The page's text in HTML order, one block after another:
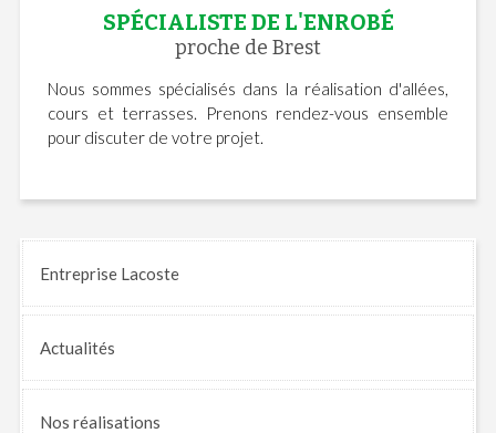
SPÉCIALISTE DE L'ENROBÉ
proche de Brest
Nous sommes spécialisés dans la réalisation d'allées,
cours et terrasses. Prenons rendez-vous ensemble
pour discuter de votre projet.
Entreprise Lacoste
Actualités
Nos réalisations